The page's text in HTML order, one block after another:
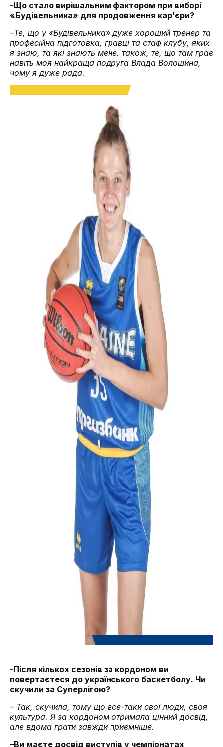
-Що стало вирішальним фактором при виборі
«Будівельника» для продовження кар’єри?
–Те, що у «Будівельника» дуже хороший тренер та
професійна підготовка, гравці та стаф клубу, яких
я знаю, та які знають мене. також, те, що там грає
навіть моя найкраща подруга Влада Волошина,
чому я дуже рада.
-Після кількох сезонів за кордоном ви
повертаєтеся до українського баскетболу. Чи
скучили за Суперлігою?
– Так, скучила, тому що все-таки свої люди, своя
культура. Я за кордоном отримала цінний досвід,
але вдома грати завжди приємніше.
–Ви маєте досвід виступів у чемпіонатах